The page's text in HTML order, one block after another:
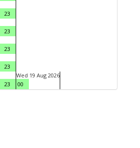
23
23
23
23
23
Wed 19 Aug 2026
00